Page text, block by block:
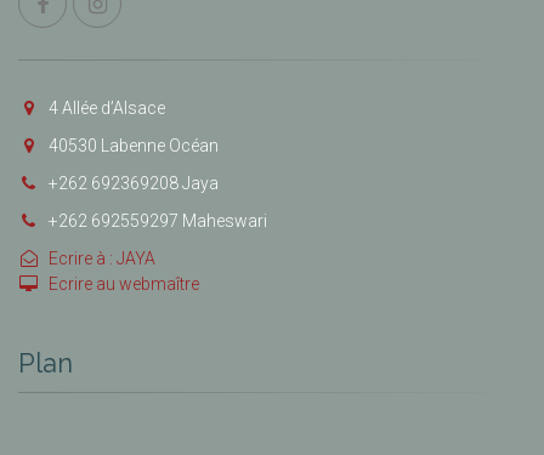
4 Allée d’Alsace
40530 Labenne Océan
+262 692369208 Jaya
+262 692559297 Maheswari
Ecrire à : JAYA
Ecrire au webmaître
Plan